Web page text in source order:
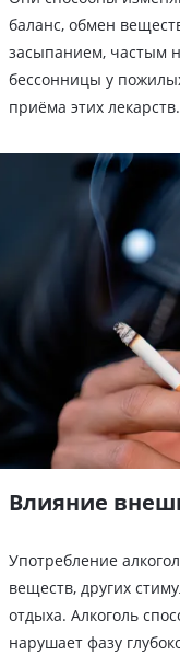
баланс, обмен
засыпанием, частым
бессонницы у
приёма этих лекарств.
Влияние
Употребление
веществ, других
отдыха. Алкоголь
нарушает фазу